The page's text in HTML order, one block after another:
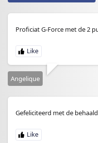
Proficiat G-Force met de 2
Angelique
Gefeliciteerd met de